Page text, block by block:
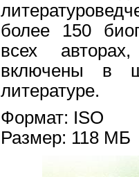
более 150
всех
включены в
литературе.
Формат: ISO
Размер: 118 МБ